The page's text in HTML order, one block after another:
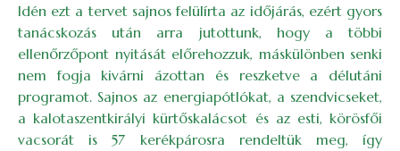
Idén ezt a tervet sajnos felülírta az időjárás, ezért gyors
tanácskozás után arra jutottunk, hogy a többi
ellenőrzőpont nyitását előrehozzuk, máskülönben senki
nem fogja kivárni ázottan és reszketve a délutáni
programot. Sajnos az energiapótlókat, a szendvicseket,
a kalotaszentkirályi kürtőskalácsot és az esti, körösfői
vacsorát is 57 kerékpárosra rendeltük meg, így